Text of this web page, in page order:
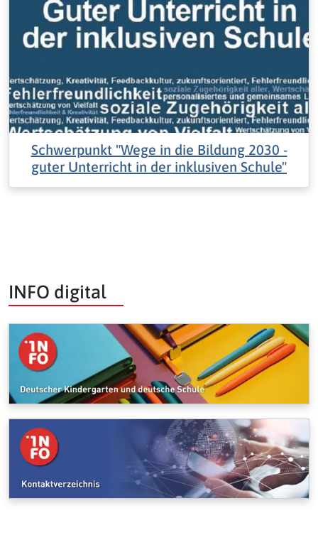
Schwerpunkt "Wege in die Bildung 2030 -
guter Unterricht in der inklusiven Schule"
INFO digital